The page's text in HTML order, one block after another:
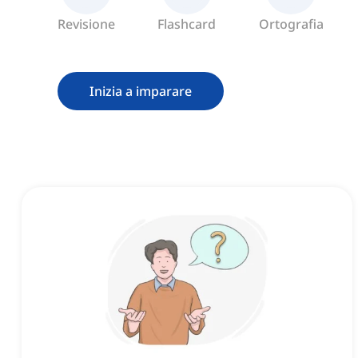
Revisione Flashcard Ortografia
Inizia a imparare